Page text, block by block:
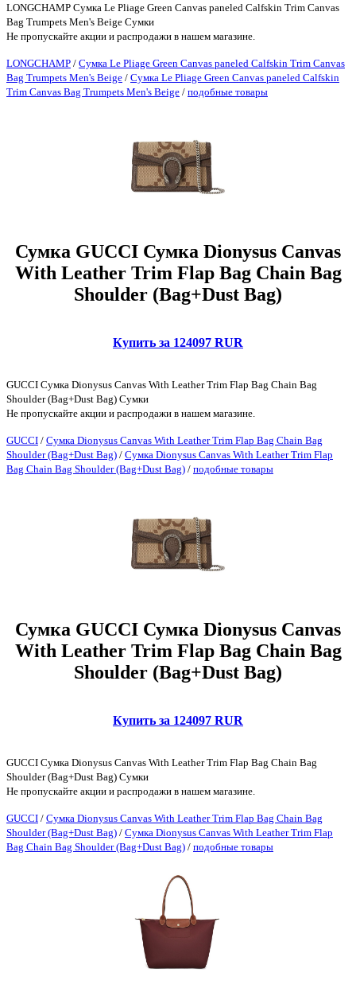
LONGCHAMP Сумка Le Pliage Green Canvas paneled Calfskin Trim Canvas
Bag Trumpets Men's Beige Сумки
Не пропускайте акции и распродажи в нашем магазине.
LONGCHAMP / Сумка Le Pliage Green Canvas paneled Calfskin Trim Canvas
Bag Trumpets Men's Beige / Сумка Le Pliage Green Canvas paneled Calfskin
Trim Canvas Bag Trumpets Men's Beige / подобные товары
Сумка GUCCI Сумка Dionysus Canvas
With Leather Trim Flap Bag Chain Bag
Shoulder (Bag+Dust Bag)
Купить за 124097 RUR
GUCCI Сумка Dionysus Canvas With Leather Trim Flap Bag Chain Bag
Shoulder (Bag+Dust Bag) Сумки
Не пропускайте акции и распродажи в нашем магазине.
GUCCI / Сумка Dionysus Canvas With Leather Trim Flap Bag Chain Bag
Shoulder (Bag+Dust Bag) / Сумка Dionysus Canvas With Leather Trim Flap
Bag Chain Bag Shoulder (Bag+Dust Bag) / подобные товары
Сумка GUCCI Сумка Dionysus Canvas
With Leather Trim Flap Bag Chain Bag
Shoulder (Bag+Dust Bag)
Купить за 124097 RUR
GUCCI Сумка Dionysus Canvas With Leather Trim Flap Bag Chain Bag
Shoulder (Bag+Dust Bag) Сумки
Не пропускайте акции и распродажи в нашем магазине.
GUCCI / Сумка Dionysus Canvas With Leather Trim Flap Bag Chain Bag
Shoulder (Bag+Dust Bag) / Сумка Dionysus Canvas With Leather Trim Flap
Bag Chain Bag Shoulder (Bag+Dust Bag) / подобные товары